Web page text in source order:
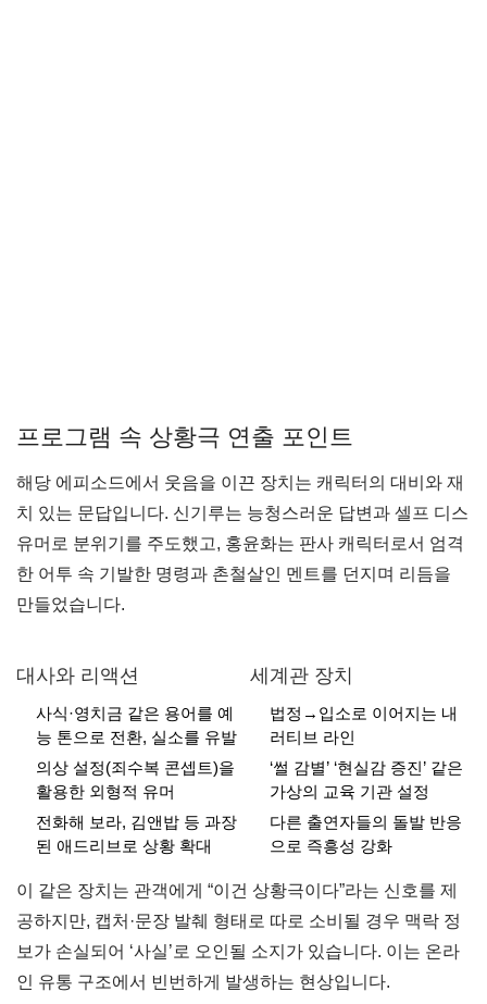
프로그램 속 상황극 연출 포인트
해당 에피소드에서 웃음을 이끈 장치는 캐릭터의 대비와 재
치 있는 문답입니다. 신기루는 능청스러운 답변과 셀프 디스
유머로 분위기를 주도했고, 홍윤화는 판사 캐릭터로서 엄격
한 어투 속 기발한 명령과 촌철살인 멘트를 던지며 리듬을
만들었습니다.
대사와 리액션
사식·영치금 같은 용어를 예
능 톤으로 전환, 실소를 유발
의상 설정(죄수복 콘셉트)을
활용한 외형적 유머
전화해 보라, 김앤밥 등 과장
된 애드리브로 상황 확대
세계관 장치
법정→입소로 이어지는 내
러티브 라인
‘썰 감별’ ‘현실감 증진’ 같은
가상의 교육 기관 설정
다른 출연자들의 돌발 반응
으로 즉흥성 강화
이 같은 장치는 관객에게 “이건 상황극이다”라는 신호를 제
공하지만, 캡처·문장 발췌 형태로 따로 소비될 경우 맥락 정
보가 손실되어 ‘사실’로 오인될 소지가 있습니다. 이는 온라
인 유통 구조에서 빈번하게 발생하는 현상입니다.